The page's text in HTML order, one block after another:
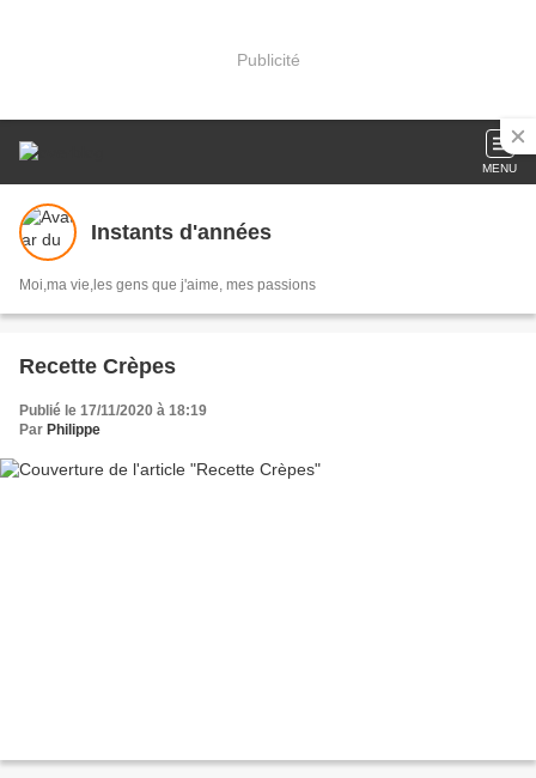
Publicité
MENU
Instants d'années
Moi,ma vie,les gens que j'aime, mes passions
Recette Crèpes
Publié le 17/11/2020 à 18:19
Par Philippe